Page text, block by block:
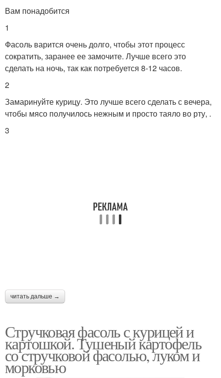
Фасоль с кабачком
Соус со стручковой
фасолью
Жаркое со стручковой
фасолью
Фасоль с картошкой
Картошка со
Фасоль в томатном
соусе
Салат со стручковой
фасолью
Вам понадобится
1
Фасоль варится очень долго, чтобы этот процесс
сократить, заранее ее замочите. Лучше всего это
сделать на ночь, так как потребуется 8-12 часов.
2
Замаринуйте курицу. Это лучше всего сделать с вечера,
чтобы мясо получилось нежным и просто таяло во рту, .
3
читать дальше →
Стручковая фасоль с курицей и
картошкой. Тушеный картофель
со стручковой фасолью, луком и
морковью